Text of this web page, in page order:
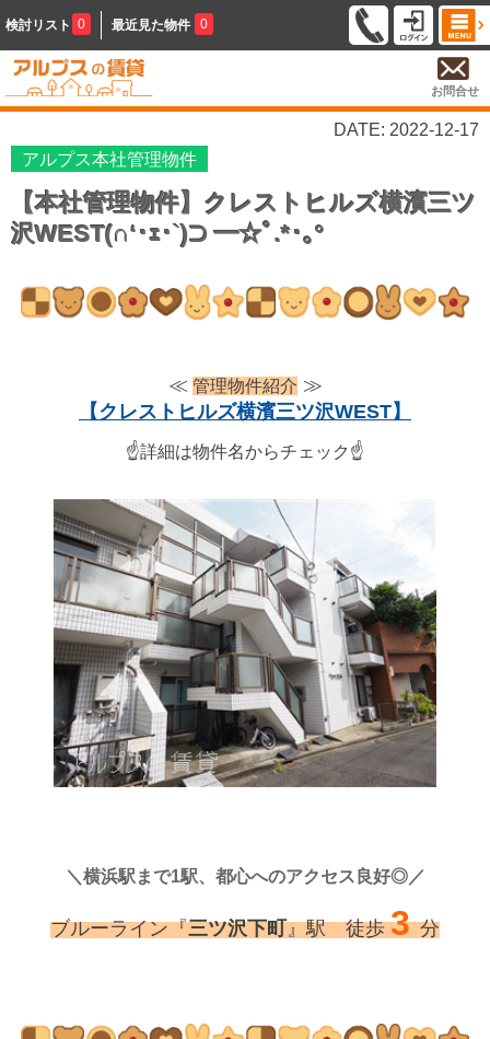
検討リスト 0 最近見た物件 0
お問合せ
DATE: 2022-12-17
アルプス本社管理物件
【本社管理物件】クレストヒルズ横濱三ツ
沢WEST(∩‘･ｪ･`)⊃ ━☆ﾟ.*･｡°
≪ 管理物件紹介 ≫
【クレストヒルズ横濱三ツ沢WEST】
☝詳細は物件名からチェック☝
＼横浜駅まで1駅、都心へのアクセス良好◎／
ブルーライン『三ツ沢下町』駅 徒歩3分